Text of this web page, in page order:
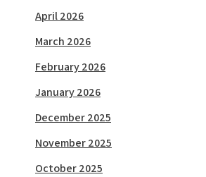
April 2026
March 2026
February 2026
January 2026
December 2025
November 2025
October 2025